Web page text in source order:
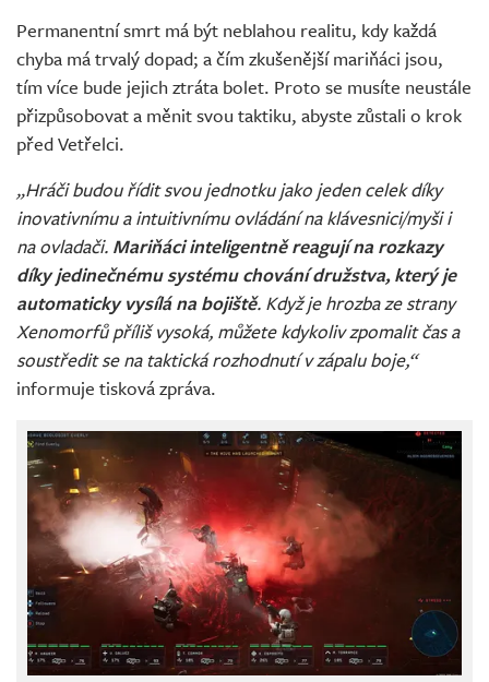
Permanentní smrt má být neblahou realitu, kdy každá
chyba má trvalý dopad; a čím zkušenější mariňáci jsou,
tím více bude jejich ztráta bolet. Proto se musíte neustále
přizpůsobovat a měnit svou taktiku, abyste zůstali o krok
před Vetřelci.
„Hráči budou řídit svou jednotku jako jeden celek díky
inovativnímu a intuitivnímu ovládání na klávesnici/myši i
na ovladači. Mariňáci inteligentně reagují na rozkazy
díky jedinečnému systému chování družstva, který je
automaticky vysílá na bojiště. Když je hrozba ze strany
Xenomorfů příliš vysoká, můžete kdykoliv zpomalit čas a
soustředit se na taktická rozhodnutí v zápalu boje,“
informuje tisková zpráva.